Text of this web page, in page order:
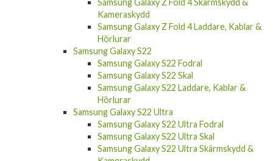
Kameraskydd
Samsung Galaxy Z Fold 4 Laddare, Kablar &
Hörlurar
Samsung Galaxy S22
Samsung Galaxy S22 Fodral
Samsung Galaxy S22 Skal
Samsung Galaxy S22 Laddare, Kablar &
Hörlurar
Samsung Galaxy S22 Ultra
Samsung Galaxy S22 Ultra Fodral
Samsung Galaxy S22 Ultra Skal
Samsung Galaxy S22 Ultra Skärmskydd &